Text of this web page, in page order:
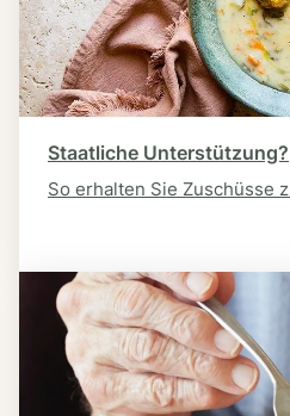
Staatliche Unterstützung?
So erhalten Sie Zuschüsse